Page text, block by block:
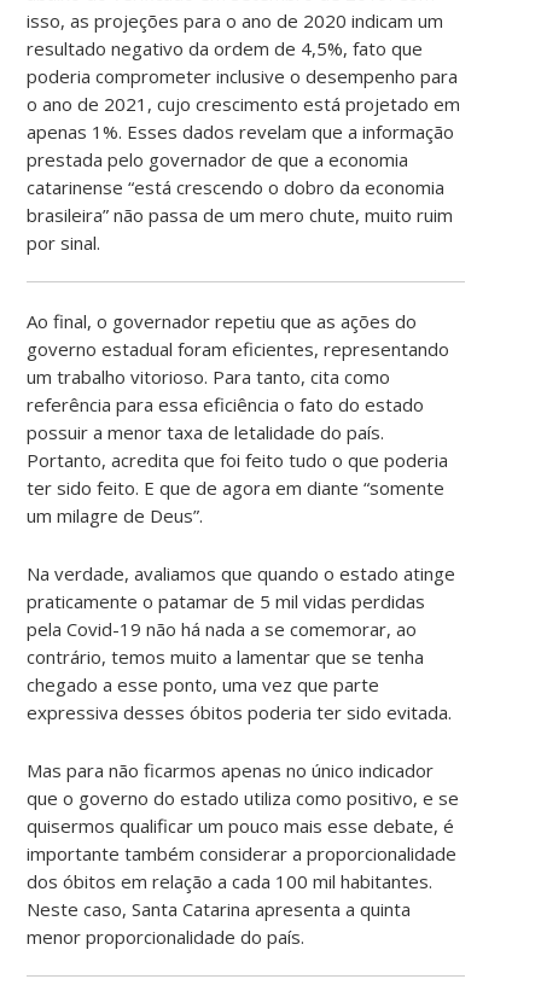
isso, as projeções para o ano de 2020 indicam um
resultado negativo da ordem de 4,5%, fato que
poderia comprometer inclusive o desempenho para
o ano de 2021, cujo crescimento está projetado em
apenas 1%. Esses dados revelam que a informação
prestada pelo governador de que a economia
catarinense “está crescendo o dobro da economia
brasileira” não passa de um mero chute, muito ruim
por sinal.
Ao final, o governador repetiu que as ações do
governo estadual foram eficientes, representando
um trabalho vitorioso. Para tanto, cita como
referência para essa eficiência o fato do estado
possuir a menor taxa de letalidade do país.
Portanto, acredita que foi feito tudo o que poderia
ter sido feito. E que de agora em diante “somente
um milagre de Deus”.
Na verdade, avaliamos que quando o estado atinge
praticamente o patamar de 5 mil vidas perdidas
pela Covid-19 não há nada a se comemorar, ao
contrário, temos muito a lamentar que se tenha
chegado a esse ponto, uma vez que parte
expressiva desses óbitos poderia ter sido evitada.
Mas para não ficarmos apenas no único indicador
que o governo do estado utiliza como positivo, e se
quisermos qualificar um pouco mais esse debate, é
importante também considerar a proporcionalidade
dos óbitos em relação a cada 100 mil habitantes.
Neste caso, Santa Catarina apresenta a quinta
menor proporcionalidade do país.